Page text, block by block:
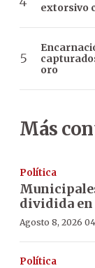
extorsivo
oro
Más
Política
dividida
Agosto 8, 2026
Política